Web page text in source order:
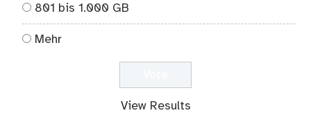
801 bis 1.000 GB
Mehr
View Results